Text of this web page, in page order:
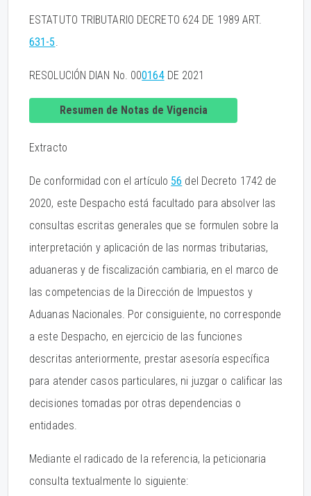
ESTATUTO TRIBUTARIO DECRETO 624 DE 1989 ART.
631-5.
RESOLUCIÓN DIAN No. 000164DE 2021
Resumen de Notas de Vigencia
Extracto
De conformidad con el artículo 56 del Decreto 1742 de
2020, este Despacho está facultado para absolver las
consultas escritas generales que se formulen sobre la
interpretación y aplicación de las normas tributarias,
aduaneras y de fiscalización cambiaria, en el marco de
las competencias de la Dirección de Impuestos y
Aduanas Nacionales. Por consiguiente, no corresponde
a este Despacho, en ejercicio de las funciones
descritas anteriormente, prestar asesoría específica
para atender casos particulares, ni juzgar o calificar las
decisiones tomadas por otras dependencias o
entidades.
Mediante el radicado de la referencia, la peticionaria
consulta textualmente lo siguiente: